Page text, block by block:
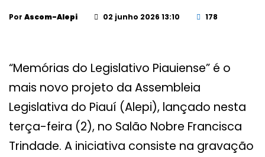
Por Ascom-Alepi 02 junho 2026 13:10 178
“Memórias do Legislativo Piauiense” é o
mais novo projeto da Assembleia
Legislativa do Piauí (Alepi), lançado nesta
terça-feira (2), no Salão Nobre Francisca
Trindade. A iniciativa consiste na gravação